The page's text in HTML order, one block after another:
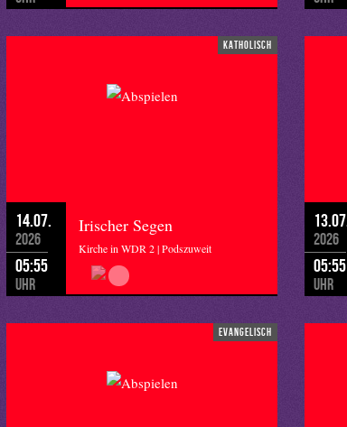
katholisch
14.07.
2026
05:55
Uhr
Irischer Segen
Kirche in WDR 2 | Podszuweit
13.07.
2026
05:55
Uhr
evangelisch